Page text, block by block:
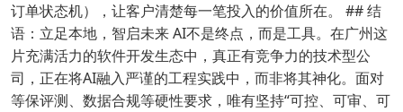
订单状态机），让客户清楚每一笔投入的价值所在。 ## 结
语：立足本地，智启未来 AI不是终点，而是工具。在广州这
片充满活力的软件开发生态中，真正有竞争力的技术型公
司，正在将AI融入严谨的工程实践中，而非将其神化。面对
等保评测、数据合规等硬性要求，唯有坚持“可控、可审、可